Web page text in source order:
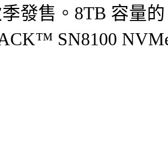
發售。8TB 容量
SN8100